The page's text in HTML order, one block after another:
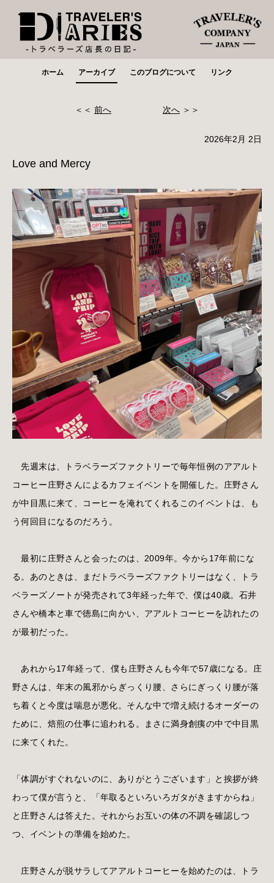
ホーム アーカイブ このブログについて リンク
＜＜ 前へ 次へ ＞＞
2026年2月 2日
Love and Mercy
先週末は、トラベラーズファクトリーで毎年恒例のアアルト
コーヒー庄野さんによるカフェイベントを開催した。庄野さん
が中目黒に来て、コーヒーを淹れてくれるこのイベントは、も
う何回目になるのだろう。
最初に庄野さんと会ったのは、2009年。今から17年前にな
る。あのときは、まだトラベラーズファクトリーはなく、トラ
ベラーズノートが発売されて3年経った年で、僕は40歳。石井
さんや橋本と車で徳島に向かい、アアルトコーヒーを訪れたの
が最初だった。
あれから17年経って、僕も庄野さんも今年で57歳になる。庄
野さんは、年末の風邪からぎっくり腰、さらにぎっくり腰が落
ち着くと今度は喘息が悪化。そんな中で増え続けるオーダーの
ために、焙煎の仕事に追われる。まさに満身創痍の中で中目黒
に来てくれた。
「体調がすぐれないのに、ありがとうございます」と挨拶が終
わって僕が言うと、「年取るといろいろガタがきますからね」
と庄野さんは答えた。それからお互いの体の不調を確認しつ
つ、イベントの準備を始めた。
庄野さんが脱サラしてアアルトコーヒーを始めたのは、トラ